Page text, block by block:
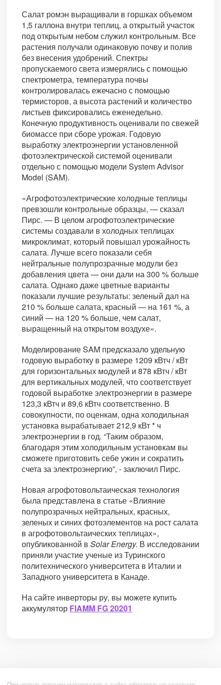
Салат ромэн выращивали в горшках объемом
1,5 галлона внутри теплиц, а открытый участок
под открытым небом служил контрольным. Все
растения получали одинаковую почву и полив
без внесения удобрений. Спектры
пропускаемого света измерялись с помощью
спектрометра, температура почвы
контролировалась ежечасно с помощью
термисторов, а высота растений и количество
листьев фиксировались еженедельно.
Конечную продуктивность оценивали по свежей
биомассе при сборе урожая. Годовую
выработку электроэнергии установленной
фотоэлектрической системой оценивали
отдельно с помощью модели System Advisor
Model (SAM).
«Агрофотоэлектрические холодные теплицы
превзошли контрольные образцы, — сказал
Пирс. — В целом агрофотоэлектрические
системы создавали в холодных теплицах
микроклимат, который повышал урожайность
салата. Лучше всего показали себя
нейтральные полупрозрачные модули без
добавления цвета — они дали на 300 % больше
салата. Однако даже цветные варианты
показали лучшие результаты: зеленый дал на
210 % больше салата, красный — на 161 %, а
синий — на 120 % больше, чем салат,
выращенный на открытом воздухе».
Моделирование SAM предсказало удельную
годовую выработку в размере 1209 кВтч / кВт
для горизонтальных модулей и 878 кВтч / кВт
для вертикальных модулей, что соответствует
годовой выработке электроэнергии в размере
123,3 кВтч и 89,6 кВтч соответственно. В
совокупности, по оценкам, одна холодильная
установка вырабатывает 212,9 кВт * ч
электроэнергии в год. “Таким образом,
благодаря этим холодильным установкам вы
сможете приготовить себе ужин и сократить
счета за электроэнергию”, - заключил Пирс.
Новая агрофотовольтаическая технология
была представлена в статье «Влияние
полупрозрачных нейтральных, красных,
зеленых и синих фотоэлементов на рост салата
в агрофотовольтаических теплицах»,
опубликованной в Solar Energy. В исследовании
приняли участие ученые из Туринского
политехнического университета в Италии и
Западного университета в Канаде.
На сайте инверторы ру, вы можете купить
аккумулятор FIAMM FG 20201